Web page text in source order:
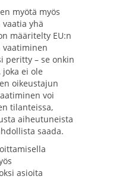
myötä myös
vaatia yhä
määritelty EU:n
vaatiminen
peritty – se onkin
ei ole
oikeustajun
voi
tilanteissa,
aiheutuneista
saada.
asioita